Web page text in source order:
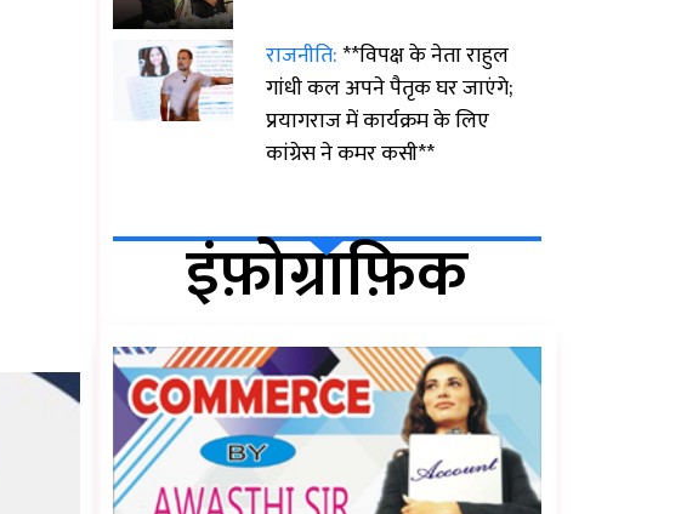
राजनीति:**विपक्ष के नेता राहुल
गांधी कल अपने पैतृक घर जाएंगे;
प्रयागराज में कार्यक्रम के लिए
कांग्रेस ने कमर कसी**
इंफ़ोग्राफ़िक